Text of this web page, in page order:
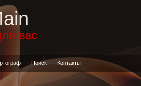
вас
Поиск Контакты